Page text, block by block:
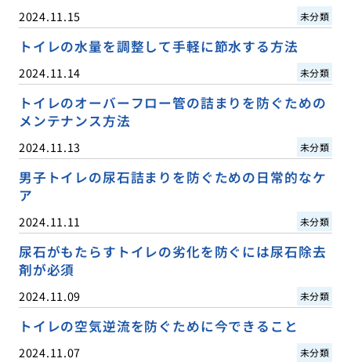
2024.11.15 未分類
トイレの水量を調整して手軽に節水する方法
2024.11.14 未分類
トイレのオーバーフロー管の詰まりを防ぐための
メンテナンス方法
2024.11.13 未分類
男子トイレの尿石詰まりを防ぐための日常的なケ
ア
2024.11.11 未分類
尿石がもたらすトイレの劣化を防ぐには尿石除去
剤が必須
2024.11.09 未分類
トイレの空気逆流を防ぐために今できること
2024.11.07 未分類